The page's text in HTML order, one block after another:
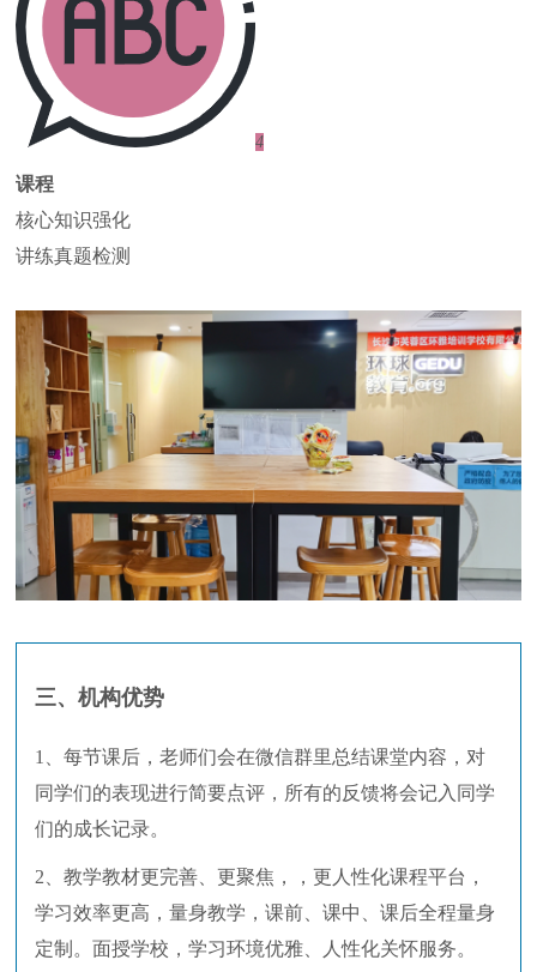
4
课程
核心知识强化
讲练真题检测
三、机构优势
1、每节课后，老师们会在微信群里总结课堂内容，对
同学们的表现进行简要点评，所有的反馈将会记入同学
们的成长记录。
2、教学教材更完善、更聚焦，，更人性化课程平台，
学习效率更高，量身教学，课前、课中、课后全程量身
定制。面授学校，学习环境优雅、人性化关怀服务。